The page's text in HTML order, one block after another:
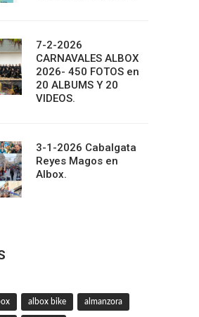
7-2-2026
CARNAVALES ALBOX
2026- 450 FOTOS en
20 ALBUMS Y 20
VIDEOS.
3-1-2026 Cabalgata
Reyes Magos en
Albox.
albox bike almanzora